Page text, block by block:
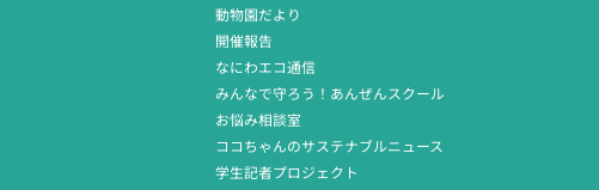
動物園だより
開催報告
なにわエコ通信
みんなで守ろう！あんぜんスクール
お悩み相談室
ココちゃんのサステナブルニュース
学生記者プロジェクト